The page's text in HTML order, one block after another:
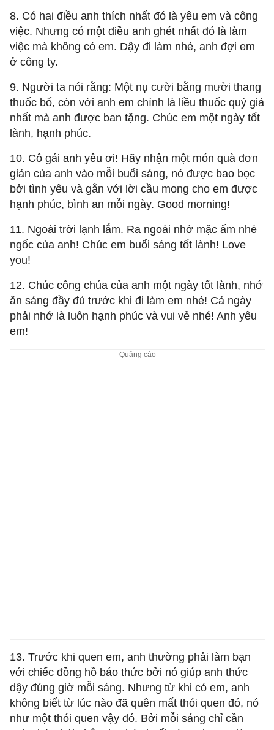
8. Có hai điều anh thích nhất đó là yêu em và công
việc. Nhưng có một điều anh ghét nhất đó là làm
việc mà không có em. Dậy đi làm nhé, anh đợi em
ở công ty.
9. Người ta nói rằng: Một nụ cười bằng mười thang
thuốc bổ, còn với anh em chính là liều thuốc quý giá
nhất mà anh được ban tặng. Chúc em một ngày tốt
lành, hạnh phúc.
10. Cô gái anh yêu ơi! Hãy nhận một món quà đơn
giản của anh vào mỗi buổi sáng, nó được bao bọc
bởi tình yêu và gắn với lời cầu mong cho em được
hạnh phúc, bình an mỗi ngày. Good morning!
11. Ngoài trời lạnh lắm. Ra ngoài nhớ mặc ấm nhé
ngốc của anh! Chúc em buổi sáng tốt lành! Love
you!
12. Chúc công chúa của anh một ngày tốt lành, nhớ
ăn sáng đầy đủ trước khi đi làm em nhé! Cả ngày
phải nhớ là luôn hạnh phúc và vui vẻ nhé! Anh yêu
em!
13. Trước khi quen em, anh thường phải làm bạn
với chiếc đồng hồ báo thức bởi nó giúp anh thức
dậy đúng giờ mỗi sáng. Nhưng từ khi có em, anh
không biết từ lúc nào đã quên mất thói quen đó, nó
như một thói quen vậy đó. Bởi mỗi sáng chỉ cần